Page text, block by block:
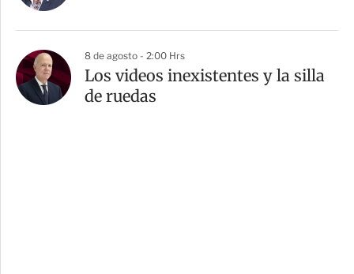
8 de agosto - 2:00 Hrs
Los videos inexistentes y la silla
de ruedas